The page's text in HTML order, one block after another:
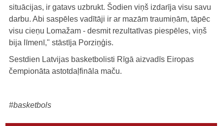
situācijas, ir gatavs uzbrukt. Šodien viņš izdarīja visu savu
darbu. Abi saspēles vadītāji ir ar mazām traumiņām, tāpēc
visu cieņu Lomažam - desmit rezultatīvas piespēles, viņš
bija līmenī," stāstīja Porziņģis.
Sestdien Latvijas basketbolisti Rīgā aizvadīs Eiropas
čempionāta astotdaļfināla maču.
#basketbols